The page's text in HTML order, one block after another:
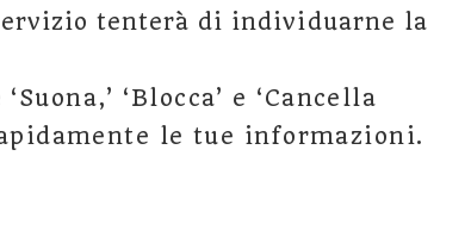
tenterà di individuarne la
‘Blocca’ e ‘Cancella
le tue informazioni.